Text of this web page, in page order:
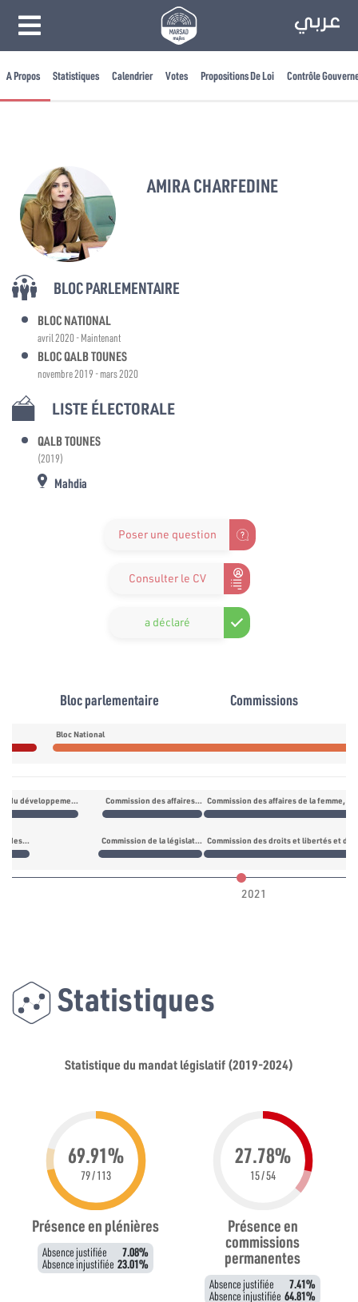
A Propos Statistiques Calendrier Votes Propositions De Loi Contrôle
AMIRA CHARFEDINE
BLOC PARLEMENTAIRE
BLOC NATIONAL
avril 2020 - Maintenant
BLOC QALB TOUNES
novembre 2019 - mars 2020
LISTE ÉLECTORALE
QALB TOUNES
(2019)
Mahdia
Poser une question
Consulter le CV
a déclaré
Bloc parlementaire Commissions
Bloc National
Commission du développement régional Commission des affaires de la femme, de la famille, de l’enfance, de la jeunesse et des personnes âgées Commission des affaires de la femme,
Commission des droits et libertés et des relations extérieures Commission de la législation générale Commission des droits et libertés et
2021
Statistiques
Statistique du mandat législatif (2019-2024)
69.91%
79 / 113
Présence en plénières
Absence justifiée 7.08%
Absence injustifiée 23.01%
27.78%
15 / 54
Présence en
commissions
permanentes
Absence justifiée 7.41%
Absence injustifiée 64.81%